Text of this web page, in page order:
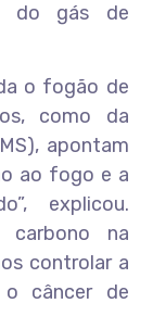
do gás de
o fogão de
como da
apontam
ao fogo e a
explicou.
carbono na
controlar a
o câncer de